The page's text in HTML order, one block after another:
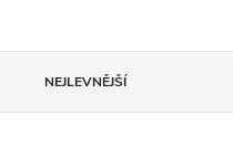
NEJLEVNĚJŠÍ